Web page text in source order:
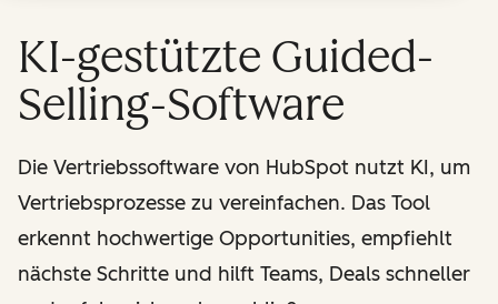
KI-gestützte Guided-
Selling-Software
Die Vertriebssoftware von HubSpot nutzt KI, um
Vertriebsprozesse zu vereinfachen. Das Tool
erkennt hochwertige Opportunities, empfiehlt
nächste Schritte und hilft Teams, Deals schneller